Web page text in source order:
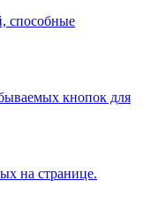
способные
кнопок для
на странице.